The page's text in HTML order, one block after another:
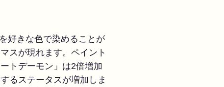
好きな色で染めることが
スが現れます。ペイント
トデーモン」は2倍増加
るステータスが増加しま